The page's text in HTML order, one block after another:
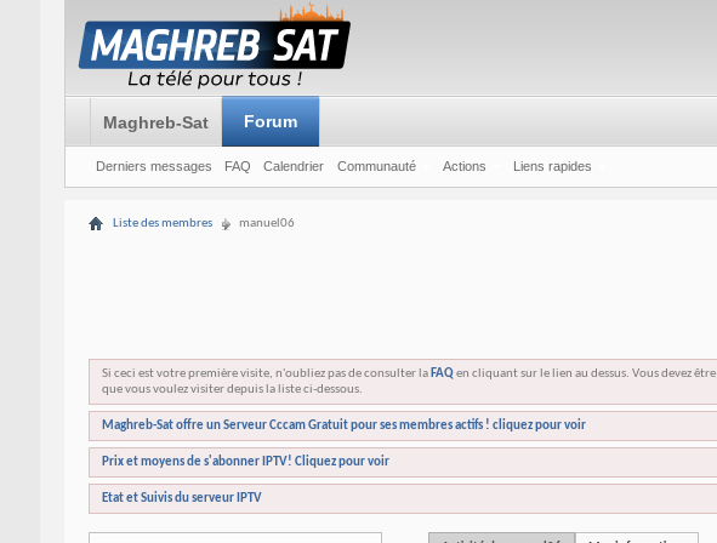
Maghreb-Sat Forum
Derniers messages FAQ Calendrier Communauté Actions Liens rapides
Liste des membres manuel06
Si ceci est votre première visite, n'oubliez pas de consulter la FAQen cliquant sur le lien au dessus. Vous devez être
que vous voulez visiter depuis la liste ci-dessous.
Maghreb-Sat offre un Serveur Cccam Gratuit pour ses membres actifs ! cliquez pour voir
Prix et moyens de s'abonner IPTV! Cliquez pour voir
Etat et Suivis du serveur IPTV